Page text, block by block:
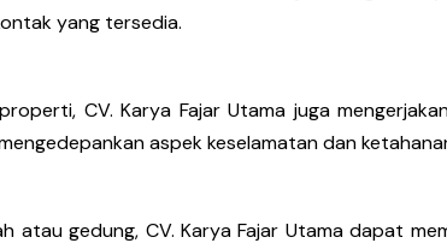
yang tersedia.
CV. Karya Fajar Utama juga
aspek keselamatan dan
atau gedung, CV. Karya Fajar Utama dapat